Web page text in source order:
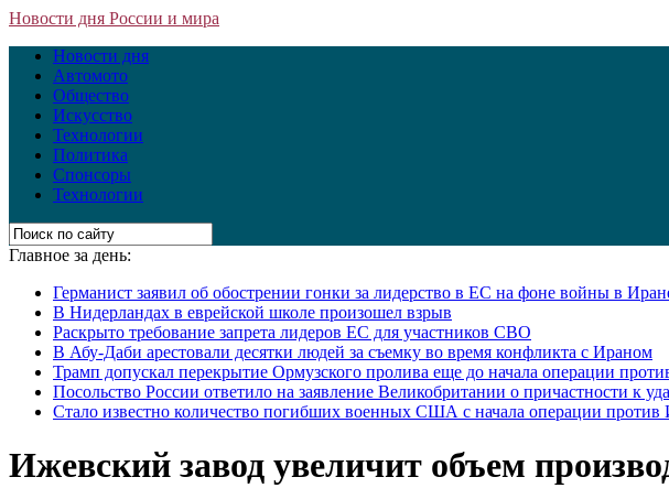
Новости дня России и мира
Новости дня
Автомото
Общество
Искусство
Технологии
Политика
Спонсоры
Технологии
Главное за день:
Германист заявил об обострении гонки за лидерство в ЕС на фоне войны в
В Нидерландах в еврейской школе произошел взрыв
Раскрыто требование запрета лидеров ЕС для участников СВО
В Абу-Даби арестовали десятки людей за съемку во время конфликта с Ираном
Трамп допускал перекрытие Ормузского пролива еще до начала операции
Посольство России ответило на заявление Великобритании о причастности к
Стало известно количество погибших военных США с начала операции против
Ижевский завод увеличит объем